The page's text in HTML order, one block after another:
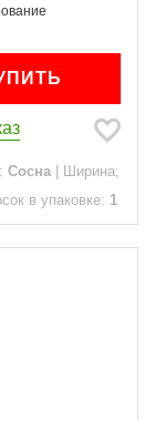
Сосна
Ширина,
в упаковке: 1